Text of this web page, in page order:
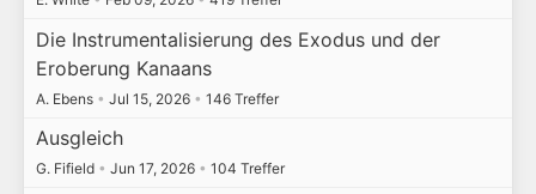
Die Instrumentalisierung des Exodus und der
Eroberung Kanaans
A. Ebens • Jul 15, 2026 • 146 Treffer
Ausgleich
G. Fifield • Jun 17, 2026 • 104 Treffer